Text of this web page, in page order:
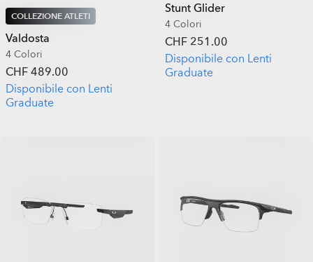
COLLEZIONE ATLETI
Valdosta
4 Colori
CHF 489.00
Disponibile con Lenti
Graduate
Stunt Glider
4 Colori
CHF 251.00
Disponibile con Lenti
Graduate